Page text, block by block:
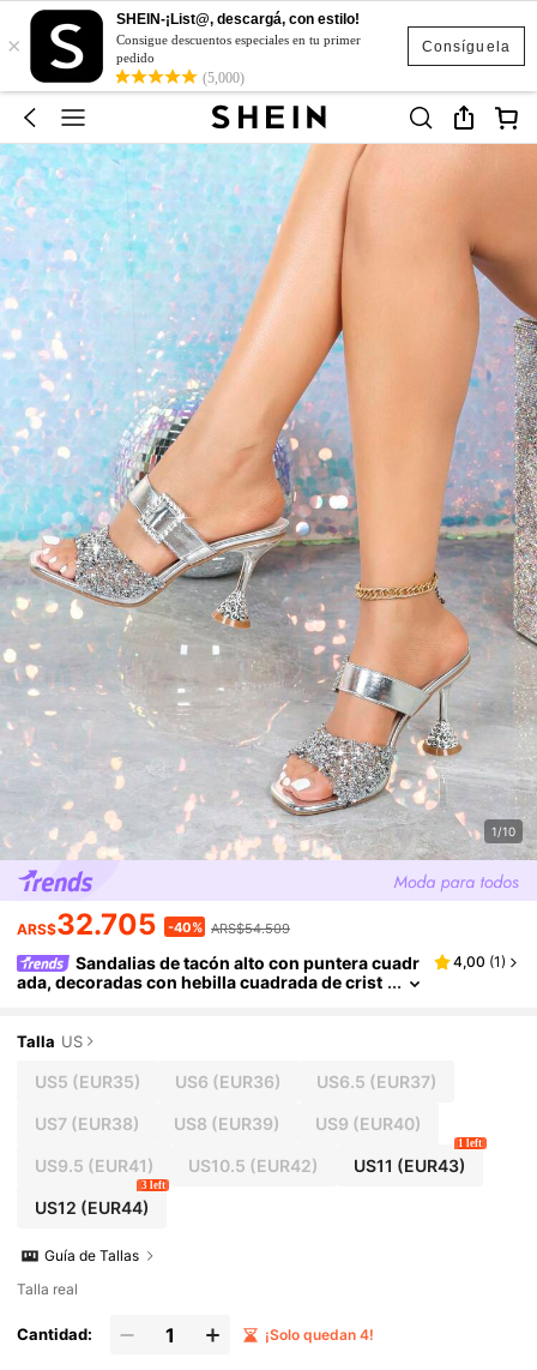
Consíguela
×
SHEIN-¡List@, descargá, con estilo!
Consigue descuentos especiales en tu primer
pedido
(5,000)
1/10
ARS$32.705 -40% ARS$54.509
Sandalias de tacón alto con puntera cuadr
ada, decoradas con hebilla cuadrada de crist
os nocturnos, bodas, fiestas y atuendos de prima
4,00 (1)
Talla US
US5 (EUR35) US6 (EUR36) US6.5 (EUR37)
US7(EUR38) US8 (EUR39) US9 (EUR40)
US9.5 (EUR41) US10.5 (EUR42) US11 (EUR43)
1 left
US12 (EUR44)
3 left
Guía de Tallas
Talla real
Cantidad: ¡Solo quedan 4!